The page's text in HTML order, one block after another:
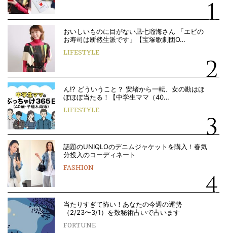
おいしいものに目がない凪七瑠海さん 「エビの
お寿司は断然生派です」【宝塚歌劇団O…
LIFESTYLE
ん!? どういうこと？ 安堵から一転、女の勘はほ
ぼほぼ当たる！【中学生ママ（40…
LIFESTYLE
話題のUNIQLOのデニムジャケットを購入！春気
分投入のコーディネート
FASHION
当たりすぎて怖い！あなたの今週の運勢
（2/23〜3/1）を数秘術占いで占います
FORTUNE